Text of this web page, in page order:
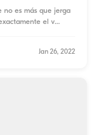
no es más que jerga
el v...
Jan 26, 2022